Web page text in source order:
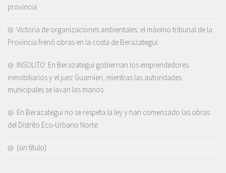
provincia
Victoria de organizaciones ambientales: el máximo tribunal de la
Provincia frenó obras en la costa de Berazategui.
INSOLITO. En Berazategui gobiernan los emprendedores
inmobiliarios y el juez Guarnieri, mientras las autoridades
municipales se lavan las manos.
En Berazategui no se respeta la ley y han comenzado las obras
del Distrito Eco-Urbano Norte.
(sin título)